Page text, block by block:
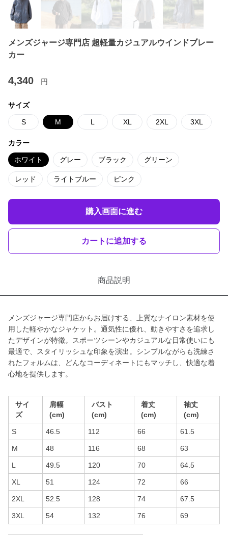
メンズジャージ専門店 超軽量カジュアルウインドブレー
カー
4,340 円
サイズ
S M L XL 2XL 3XL
カラー
ホワイト グレー ブラック グリーン
レッド ライトブルー ピンク
購入画面に進む
カートに追加する
商品説明
メンズジャージ専門店からお届けする、上質なナイロン素材を使
用した軽やかなジャケット。通気性に優れ、動きやすさを追求し
たデザインが特徴。スポーツシーンやカジュアルな日常使いにも
最適で、スタイリッシュな印象を演出。シンプルながらも洗練さ
れたフォルムは、どんなコーディネートにもマッチし、快適な着
心地を提供します。
サイ
ズ
肩幅
(cm)
バスト
(cm)
着丈
(cm)
袖丈
(cm)
S 46.5 112 66 61.5
M 48 116 68 63
L 49.5 120 70 64.5
XL 51 124 72 66
2XL 52.5 128 74 67.5
3XL 54 132 76 69